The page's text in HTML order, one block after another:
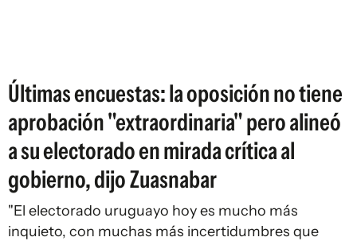
Últimas encuestas: la oposición no tiene
aprobación "extraordinaria" pero alineó
a su electorado en mirada crítica al
gobierno, dijo Zuasnabar
"El electorado uruguayo hoy es mucho más
inquieto, con muchas más incertidumbres que